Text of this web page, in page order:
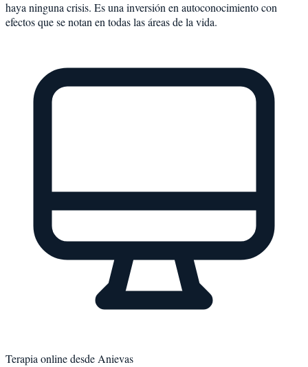
haya ninguna crisis. Es una inversión en autoconocimiento con
efectos que se notan en todas las áreas de la vida.
Terapia online desdeAnievas